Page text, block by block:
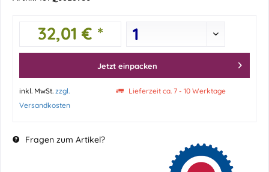
32,01 € *
Jetzt einpacken
inkl. MwSt. zzgl.
Versandkosten
Lieferzeit ca. 7 - 10 Werktage
Fragen zum Artikel?